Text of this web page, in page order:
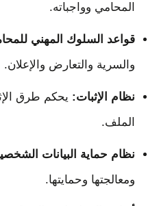
المحامي وواجباته.
قواعد السلوك المهني
والسرية والتعارض والإعلان.
نظام الإثبات: يحكم طرق
الملف.
نظام حماية البيانات
ومعالجتها وحمايتها.